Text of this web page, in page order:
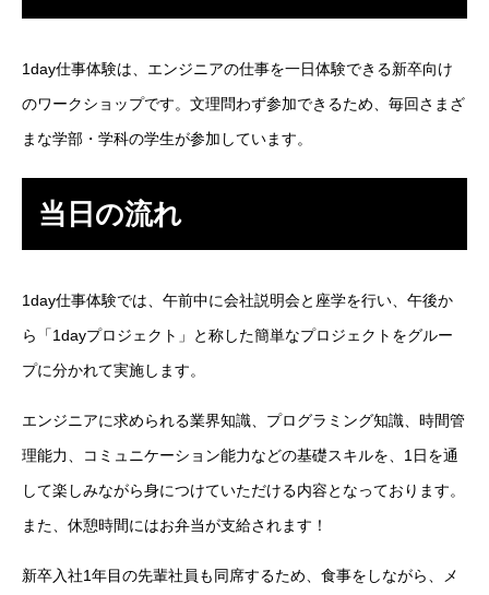
IT人材育成事業
その他の事業
業務を知る
ITエンジニア職
環境を知る Environment
残業規制
社内システム
社内イベント
1day仕事体験は、エンジニアの仕事を一日体験できる新卒向け
のワークショップです。文理問わず参加できるため、毎回さまざ
まな学部・学科の学生が参加しています。
当日の流れ
1day仕事体験では、午前中に会社説明会と座学を行い、午後か
ら「1dayプロジェクト」と称した簡単なプロジェクトをグルー
プに分かれて実施します。
エンジニアに求められる業界知識、プログラミング知識、時間管
理能力、コミュニケーション能力などの基礎スキルを、1日を通
して楽しみながら身につけていただける内容となっております。
また、休憩時間にはお弁当が支給されます！
新卒入社1年目の先輩社員も同席するため、食事をしながら、メ